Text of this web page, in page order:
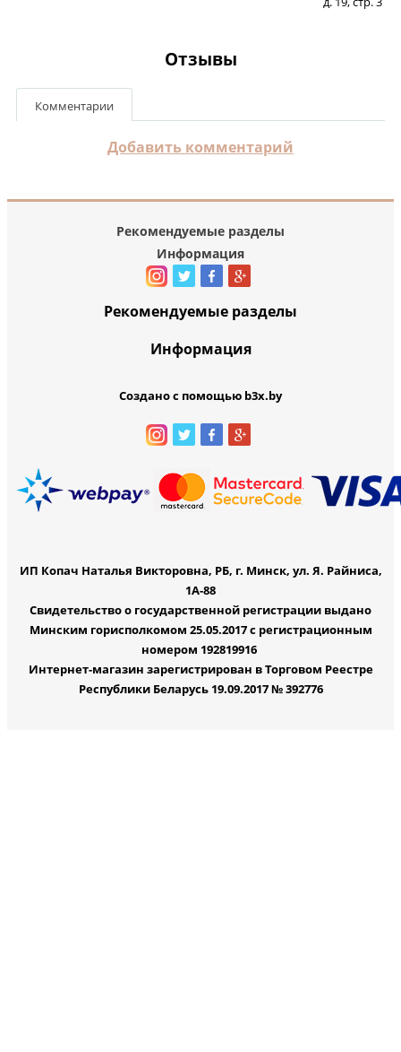
Отзывы
Комментарии
Добавить комментарий
Рекомендуемые разделы
Информация
Рекомендуемые разделы
Информация
Создано с помощью b3x.by
ИП Копач Наталья Викторовна, РБ, г. Минск, ул. Я. Райниса,
1А-88
Свидетельство о государственной регистрации выдано
Минским горисполкомом 25.05.2017 с регистрационным
номером 192819916
Интернет-магазин зарегистрирован в Торговом Реестре
Республики Беларусь 19.09.2017 № 392776